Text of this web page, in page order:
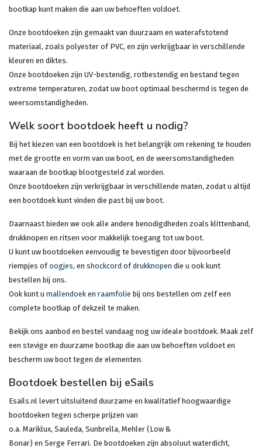
bootkap kunt maken die aan uw behoeften voldoet.
Onze bootdoeken zijn gemaakt van duurzaam en waterafstotend
materiaal, zoals polyester of PVC, en zijn verkrijgbaar in verschillende
kleuren en diktes.
Onze bootdoeken zijn UV-bestendig, rotbestendig en bestand tegen
extreme temperaturen, zodat uw boot optimaal beschermd is tegen de
weersomstandigheden.
Welk soort bootdoek heeft u nodig?
Bij het kiezen van een bootdoek is het belangrijk om rekening te houden
met de grootte en vorm van uw boot, en de weersomstandigheden
waaraan de bootkap blootgesteld zal worden.
Onze bootdoeken zijn verkrijgbaar in verschillende maten, zodat u altijd
een bootdoek kunt vinden die past bij uw boot.
Daarnaast bieden we ook alle andere benodigdheden zoals klittenband,
drukknopen en ritsen voor makkelijk toegang tot uw boot.
U kunt uw bootdoeken eenvoudig te bevestigen door bijvoorbeeld
riempjes ofoogjes, en shockcord ofdrukknopen die u ook kunt
bestellen bij ons.
Ook kunt u mallendoek en raamfolie bij ons bestellen om zelf een
complete bootkap of dekzeil te maken.
Bekijk ons aanbod en bestel vandaag nog uw ideale bootdoek. Maak zelf
een stevige en duurzame bootkap die aan uw behoeften voldoet en
bescherm uw boot tegen de elementen.
Bootdoek bestellen bij eSails
Esails.nl levert uitsluitend duurzame en kwalitatief hoogwaardige
bootdoeken tegen scherpe prijzen van
o.a. Mariklux, Sauleda, Sunbrella, Mehler (Low &
Bonar) en Serge Ferrari. De bootdoeken zijn absoluut waterdicht,